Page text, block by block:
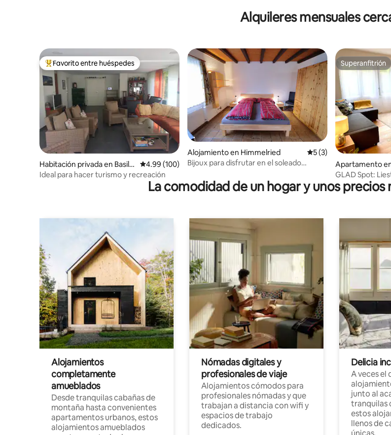
Alquileres mensuales
Favorito entre huéspedes preferido
Favorito entre huéspedes
Habitación privada en Basile
a
Calificación promedio: 4.99 de 5, 100 reseñas
4.99 (100)
Ideal para hacer turismo y recreación
Alojamiento en Himmelried Calificación promedio: 5
5 (3)
Bijoux para disfrutar en el soleado
Superanfitrión
Superanfitrión
Apartamento
GLAD Spot:
Diseño
La comodidad de un hogar y unos
Alojamientos
completamente
amueblados
Desde tranquilas cabañas de
montaña hasta convenientes
apartamentos urbanos, estos
alojamientos amueblados
Nómadas digitales y
profesionales de viaje
Alojamientos cómodos para
profesionales nómadas y que
trabajan a distancia con wifi y
espacios de trabajo
dedicados.
Delicia
A veces el
junto al
tranquilas
estos
llenos de